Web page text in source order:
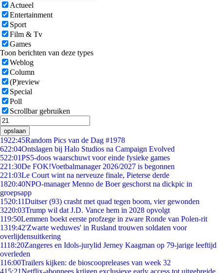
Actueel
Entertainment
Sport
Film & Tv
Games
Toon berichten van deze types
Weblog
Column
(P)review
Special
Poll
Scrollbar gebruiken
opslaan
1922:45Random Pics van de Dag #1978
622:04Ontslagen bij Halo Studios na Campaign Evolved
522:01PS5-doos waarschuwt voor einde fysieke games
221:30De FOK!Voetbalmanager 2026/2027 is begonnen
221:03Le Court wint na nerveuze finale, Pieterse derde
1820:40NPO-manager Menno de Boer geschorst na dickpic in
groepsapp
1520:11Duitser (93) crasht met quad tegen boom, vier gewonden
3220:03Trump wil dat J.D. Vance hem in 2028 opvolgt
119:50Lemmen boekt eerste profzege in zware Ronde van Polen-rit
1319:42'Zwarte weduwes' in Rusland trouwen soldaten voor
overlijdensuitkering
1118:20Zangeres en Idols-jurylid Jerney Kaagman op 79-jarige leeftijd
overleden
116:00Trailers kijken: de bioscoopreleases van week 32
415:21Netflix-abonnees krijgen exclusieve early access tot uitgebreide